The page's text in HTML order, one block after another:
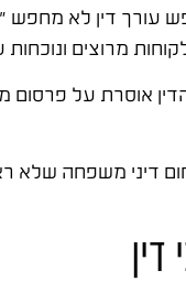
דין לא מחפש
מרוצים ונוכחות
אוסרת על פרסום
דיני משפחה